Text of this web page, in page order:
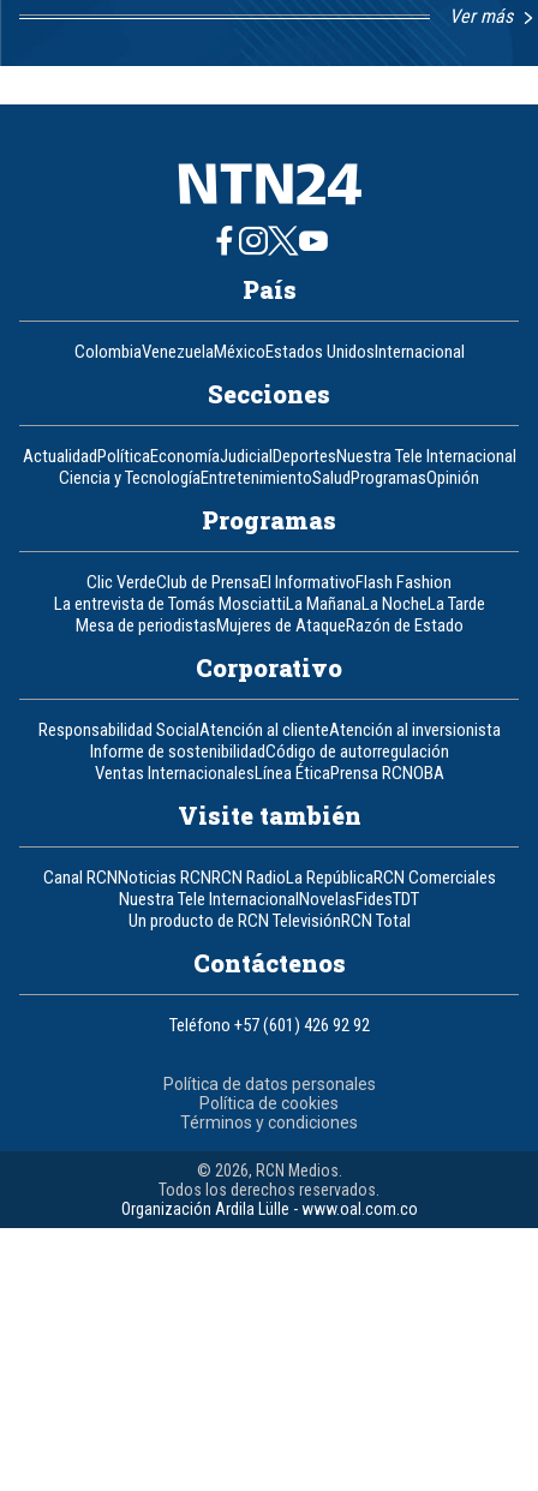
Ver más
1
8
País
ColombiaVenezuelaMéxicoEstados UnidosInternacional
Secciones
ActualidadPolíticaEconomíaJudicialDeportesNuestra Tele Internacional
Ciencia y TecnologíaEntretenimientoSaludProgramasOpinión
Programas
Clic VerdeClub de PrensaEl InformativoFlash Fashion
La entrevista de Tomás MosciattiLa MañanaLa NocheLa Tarde
Mesa de periodistasMujeres de AtaqueRazón de Estado
Corporativo
Responsabilidad SocialAtención al clienteAtención al inversionista
Informe de sostenibilidadCódigo de autorregulación
Ventas InternacionalesLínea ÉticaPrensa RCNOBA
Visite también
Canal RCNNoticias RCNRCN RadioLa RepúblicaRCN Comerciales
Nuestra Tele InternacionalNovelasFidesTDT
Un producto de RCN TelevisiónRCN Total
Contáctenos
Teléfono +57 (601) 426 92 92
Política de datos personales
Política de cookies
Términos y condiciones
© 2026, RCN Medios.
Todos los derechos reservados.
Organización Ardila Lülle - www.oal.com.co